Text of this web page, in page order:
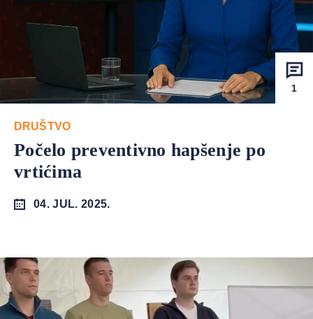
1
DRUŠTVO
Počelo preventivno hapšenje po
vrtićima
04. JUL. 2025.